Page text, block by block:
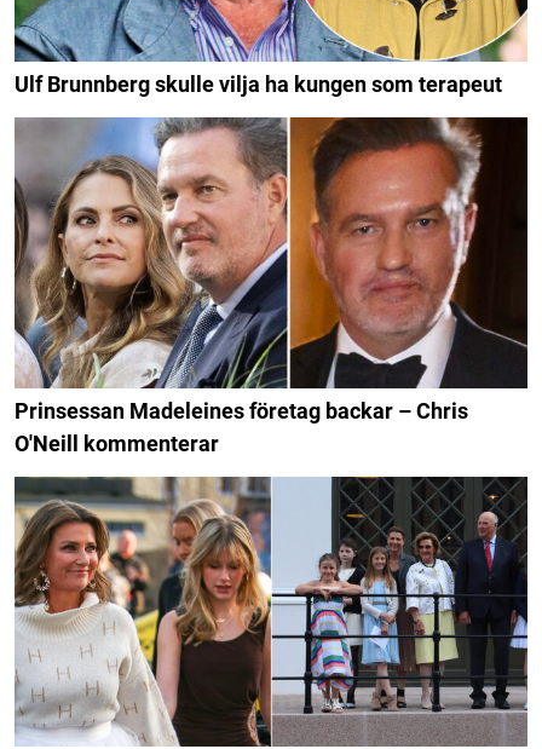
Ulf Brunnberg skulle vilja ha kungen som terapeut
Prinsessan Madeleines företag backar – Chris
O'Neill kommenterar